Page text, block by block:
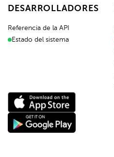
DESARROLLADORES
Referencia de la API
Estado del sistema